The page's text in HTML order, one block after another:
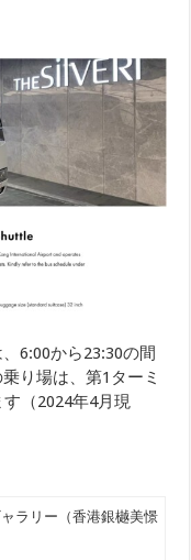
6:00から23:30の間
り場は、第1ターミ
（2024年4月現
ラリー（香港銀樾美憬